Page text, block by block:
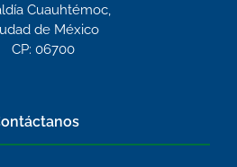
Cuauhtémoc,
de México
CP: 06700